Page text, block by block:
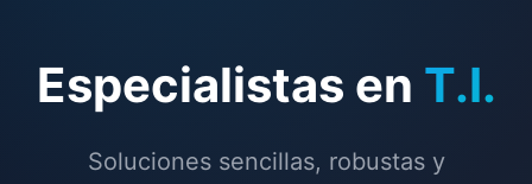
Especialistas en T.I.
Soluciones sencillas, robustas y